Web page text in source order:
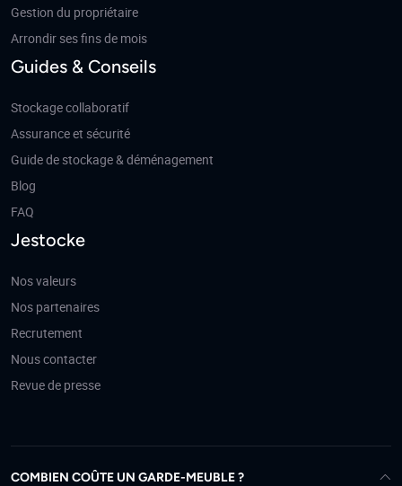
Gestion du propriétaire
Arrondir ses fins de mois
Guides & Conseils
Stockage collaboratif
Assurance et sécurité
Guide de stockage & déménagement
Blog
FAQ
Jestocke
Nos valeurs
Nos partenaires
Recrutement
Nous contacter
Revue de presse
COMBIEN COÛTE UN GARDE-MEUBLE ?